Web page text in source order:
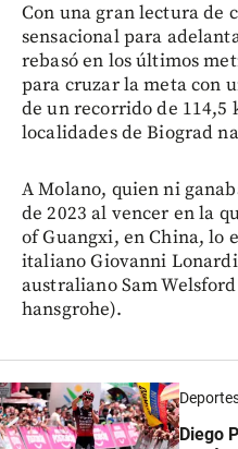
Con una gran lectura de
sensacional para
rebasó en los últimos
para cruzar la meta con
de un recorrido de 114,5
localidades de Biograd
A Molano, quien ni
de 2023 al vencer en la
of Guangxi, en China, lo
italiano Giovanni
australiano Sam
hansgrohe).
Diego